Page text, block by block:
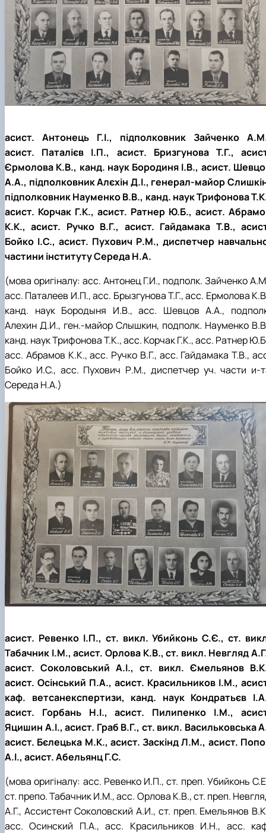
асист. Антонець Г.І., підполковник Зайченко
асист. Паталієв І.П., асист. Бризгунова Т.Г.,
Єрмолова К.В., канд. наук Бородиня І.В., асист.
А.А., підполковник Алєхін Д.І., генерал-майор
підполковник Науменко В.В., канд. наук Трифонова
асист. Корчак Г.К., асист. Ратнер Ю.Б., асист.
К.К., асист. Ручко В.Г., асист. Гайдамака Т.В.,
Бойко І.С., асист. Пухович Р.М., диспетчер
частини інституту Середа Н.А.
(мова оригіналу: асс. Антонец Г.И., подполк. Зайченко
асс. Паталеев И.П., асс. Брызгунова Т.Г., асс. Ермолова
канд. наук Бородыня И.В., асс. Шевцов А.А.,
Алехин Д.И., ген.-майор Слышкин, подполк. Науменко
канд. наук Трифонова Т.К., асс. Корчак Г.К., асс. Ратнер
асс. Абрамов К.К., асс. Ручко В.Г., асс. Гайдамака Т.В.,
Бойко И.С., асс. Пухович Р.М., диспетчер уч. части и-
Середа Н.А.)
асист. Ревенко І.П., ст. викл. Убийконь С.Є., ст.
Табачник І.М., асист. Орлова К.В., ст. викл. Невгляд
асист. Соколовський А.І., ст. викл. Ємельянов
асист. Осінський П.А., асист. Красильников І.М.,
каф. ветсанекспертизи, канд. наук Кондратьєв
асист. Горбань Н.І., асист. Пилипенко І.М.,
Яцишин А.І., асист. Граб В.Г., ст. викл. Васильковська
асист. Бєлецька М.К., асист. Заскінд Л.М., асист.
А.І., асист. Абельянц Г.С.
(мова оригіналу: асс. Ревенко И.П., ст. преп. Убийконь
ст. препо. Табачник И.М., асс. Орлова К.В., ст. преп.
А.Г., Ассистент Соколовский А.И., ст. преп. Емельянов
асс. Осинский П.А., асс. Красильников И.Н., асс.